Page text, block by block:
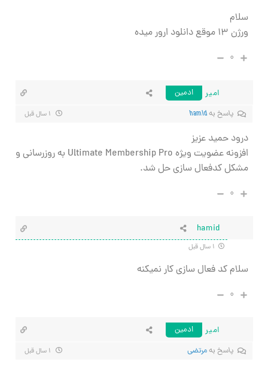
سلام
ورژن ۱۳ موقع دانلود ارور میده
۰
امیر
ادمین
پاسخ بهhamid
درود حمید عزیز
افزونه عضویت ویژه Ultimate Membership Pro به روزرسانی و
مشکل کدفعال سازی حل شد.
۰
hamid
سلام کد فعال سازی کار نمیکنه
۰
امیر
ادمین
پاسخ بهمرتضی